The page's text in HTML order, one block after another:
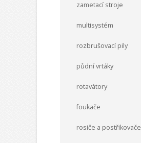
zametací stroje
multisystém
rozbrušovací pily
půdní vrtáky
rotavátory
foukače
rosiče a postřikovače